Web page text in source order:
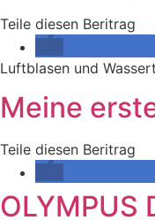
Teile diesen Beritrag
Luftblasen und
Meine
Teile diesen Beritrag
OLYMPUS